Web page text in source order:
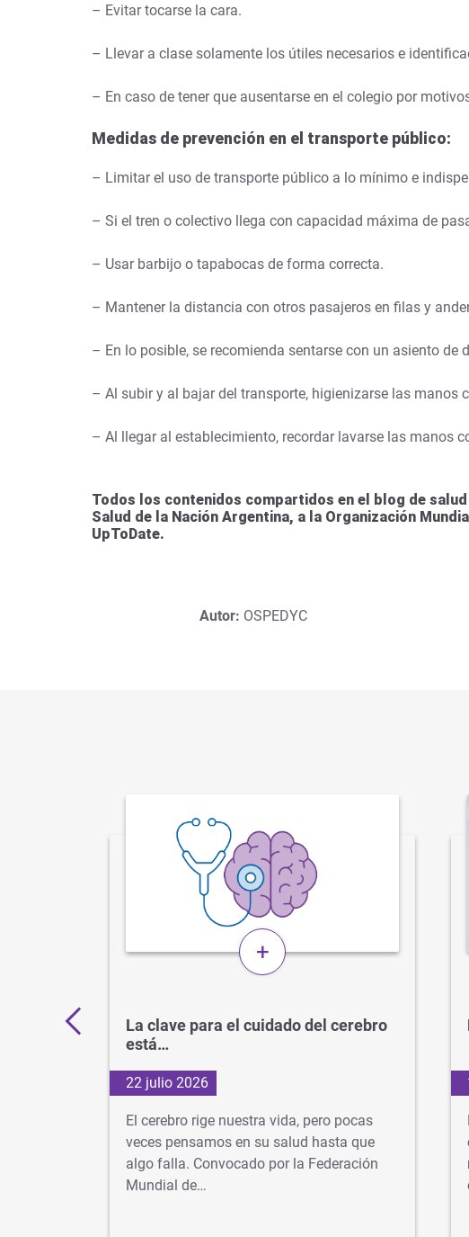
– Evitar tocarse la cara.
– Llevar a clase solamente los útiles necesarios e
– En caso de tener que ausentarse en el colegio por
Medidas de prevención en el transporte público:
– Limitar el uso de transporte público a lo mínimo e
– Si el tren o colectivo llega con capacidad máxima de
– Usar barbijo o tapabocas de forma correcta.
– Mantener la distancia con otros pasajeros en filas y
– En lo posible, se recomienda sentarse con un asiento de
– Al subir y al bajar del transporte, higienizarse las manos
– Al llegar al establecimiento, recordar lavarse las manos
Todos los contenidos compartidos en el blog de
Salud de la Nación Argentina, a la Organización
UpToDate.
Autor: OSPEDYC
+
La clave para el cuidado del cerebro
está…
22 julio 2026
El cerebro rige nuestra vida, pero pocas
veces pensamos en su salud hasta que
algo falla. Convocado por la Federación
Mundial de…